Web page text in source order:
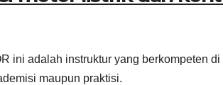
ini adalah instruktur yang berkompeten di
maupun praktisi.